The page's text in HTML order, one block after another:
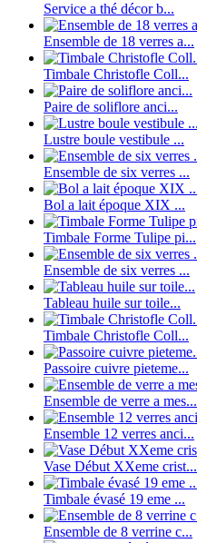
Service a thé décor b...
Ensemble de 18 verres a...
Timbale Christofle Coll...
Paire de soliflore anci...
Lustre boule vestibule ...
Ensemble de six verres ...
Bol a lait époque XIX ...
Timbale Forme Tulipe pi...
Ensemble de six verres ...
Tableau huile sur toile...
Timbale Christofle Coll...
Passoire cuivre pieteme...
Ensemble de verre a mes...
Ensemble 12 verres anci...
Vase Début XXeme crist...
Timbale évasé 19 eme ...
Ensemble de 8 verrine c...